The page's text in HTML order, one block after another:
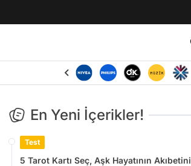
En Yeni İçerikler!
Test
5 Tarot Kartı Seç, Aşk Hayatının Akıbetini